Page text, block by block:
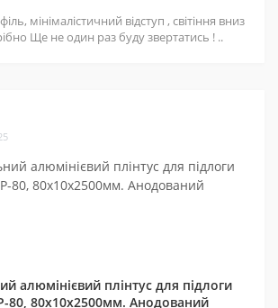
мінімалістичний відступ , світіння вниз
Ще не один раз буду звертатись ! ..
алюмінієвий плінтус для підлоги
80, 80х10х2500мм. Анодований